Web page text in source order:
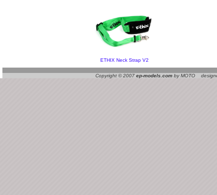
ETHIX Neck Strap V2
Copyright © 2007 ep-models.com by MOTO